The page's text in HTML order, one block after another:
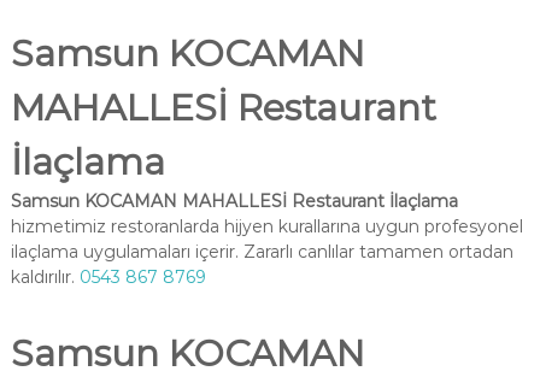
Samsun KOCAMAN
MAHALLESİ Restaurant
İlaçlama
Samsun KOCAMAN MAHALLESİ Restaurant İlaçlama
hizmetimiz restoranlarda hijyen kurallarına uygun profesyonel
ilaçlama uygulamaları içerir. Zararlı canlılar tamamen ortadan
kaldırılır. 0543 867 8769
Samsun KOCAMAN